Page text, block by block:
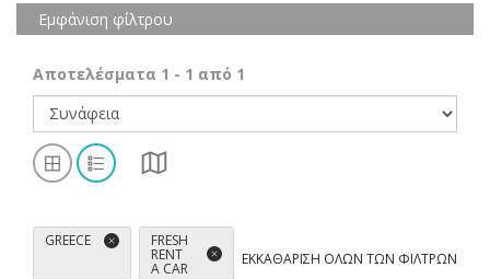
Εμφάνιση φίλτρου
Αποτελέσματα 1 - 1 από 1
GREECE FRESH
RENT
A CAR ΕΚΚΑΘΆΡΙΣΗ ΌΛΩΝ ΤΩΝ ΦΊΛΤΡΩΝ